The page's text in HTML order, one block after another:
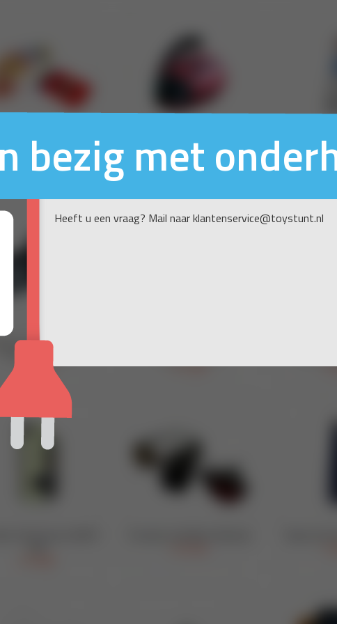
bezig met
Heeft u een vraag? Mail naar klantenservice@toystunt.nl